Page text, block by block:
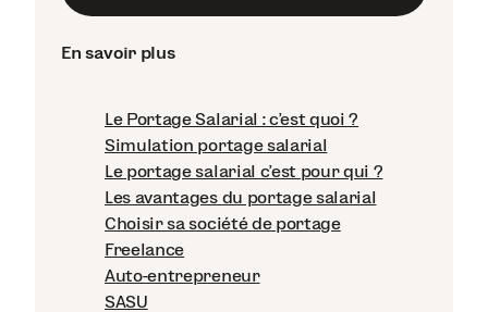
En savoir plus
Le Portage Salarial : c'est quoi ?
Simulation portage salarial
Le portage salarial c'est pour qui ?
Les avantages du portage salarial
Choisir sa société de portage
Freelance
Auto-entrepreneur
SASU